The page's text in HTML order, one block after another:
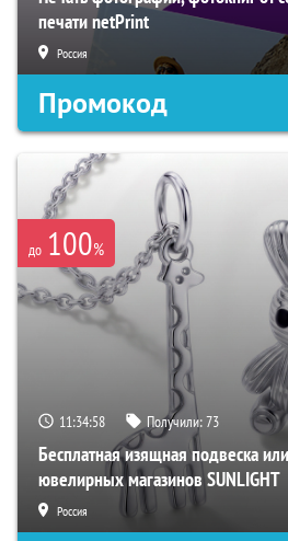
печати netPrint
Россия
Промокод
до 100%
11:34:57 Получили:73
Бесплатная изящная подвеска
ювелирных магазинов SUNLIGHT
Россия